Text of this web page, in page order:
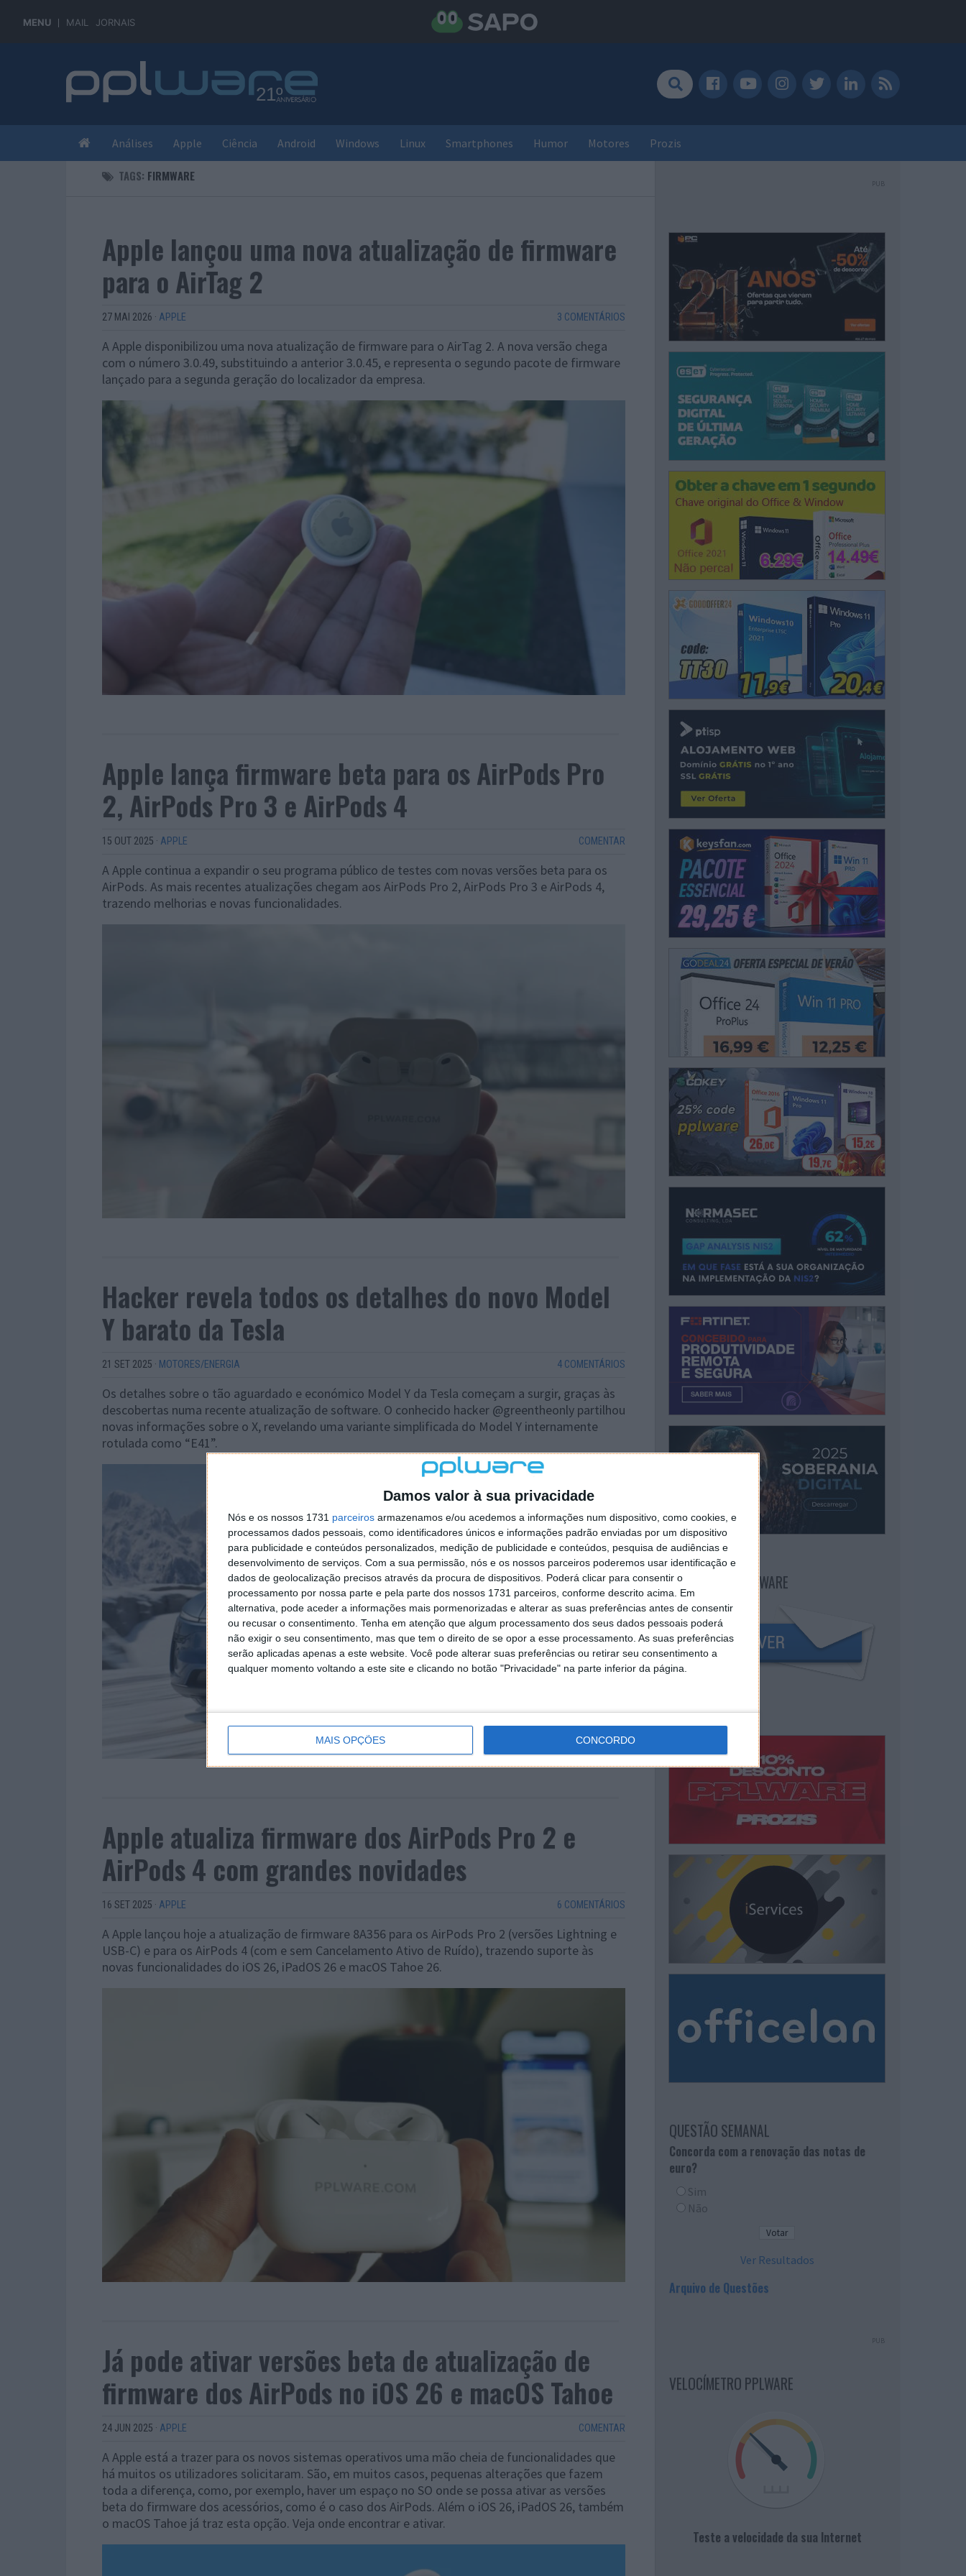
Damos valor à sua privacidade
Nós e os nossos 1731 parceiros armazenamos e/ou acedemos a informações num dispositivo, como cookies, e
processamos dados pessoais, como identificadores únicos e informações padrão enviadas por um dispositivo
para publicidade e conteúdos personalizados, medição de publicidade e conteúdos, pesquisa de audiências e
desenvolvimento de serviços. Com a sua permissão, nós e os nossos parceiros poderemos usar identificação e
dados de geolocalização precisos através da procura de dispositivos. Poderá clicar para consentir o
processamento por nossa parte e pela parte dos nossos 1731 parceiros, conforme descrito acima. Em
alternativa, pode aceder a informações mais pormenorizadas e alterar as suas preferências antes de consentir
ou recusar o consentimento. Tenha em atenção que algum processamento dos seus dados pessoais poderá
não exigir o seu consentimento, mas que tem o direito de se opor a esse processamento. As suas preferências
serão aplicadas apenas a este website. Você pode alterar suas preferências ou retirar seu consentimento a
qualquer momento voltando a este site e clicando no botão "Privacidade" na parte inferior da página.
MAIS OPÇÕES CONCORDO
MENU MAIL JORNAIS
Análises Apple Ciência Android Windows Linux Smartphones Humor Motores Prozis
TAGS: FIRMWARE
Apple lançou uma nova atualização de firmware
para o AirTag 2
27 MAI 2026 · APPLE 3 COMENTÁRIOS
A Apple disponibilizou uma nova atualização de firmware para o AirTag 2. A nova versão chega
com o número 3.0.49, substituindo a anterior 3.0.45, e representa o segundo pacote de firmware
lançado para a segunda geração do localizador da empresa.
Apple lança firmware beta para os AirPods Pro
2, AirPods Pro 3 e AirPods 4
15 OUT 2025 · APPLE COMENTAR
A Apple continua a expandir o seu programa público de testes com novas versões beta para os
AirPods. As mais recentes atualizações chegam aos AirPods Pro 2, AirPods Pro 3 e AirPods 4,
trazendo melhorias e novas funcionalidades.
Hacker revela todos os detalhes do novo Model
Y barato da Tesla
21 SET 2025 · MOTORES/ENERGIA 4 COMENTÁRIOS
Os detalhes sobre o tão aguardado e económico Model Y da Tesla começam a surgir, graças às
descobertas numa recente atualização de software. O conhecido hacker @greentheonly partilhou
novas informações sobre o X, revelando uma variante simplificada do Model Y internamente
rotulada como “E41”.
Apple atualiza firmware dos AirPods Pro 2 e
AirPods 4 com grandes novidades
16 SET 2025 · APPLE 6 COMENTÁRIOS
A Apple lançou hoje a atualização de firmware 8A356 para os AirPods Pro 2 (versões Lightning e
USB-C) e para os AirPods 4 (com e sem Cancelamento Ativo de Ruído), trazendo suporte às
novas funcionalidades do iOS 26, iPadOS 26 e macOS Tahoe 26.
Já pode ativar versões beta de atualização de
firmware dos AirPods no iOS 26 e macOS Tahoe
24 JUN 2025 · APPLE COMENTAR
A Apple está a trazer para os novos sistemas operativos uma mão cheia de funcionalidades que
há muitos os utilizadores solicitaram. São, em muitos casos, pequenas alterações que fazem
toda a diferença, como, por exemplo, haver um espaço no SO onde se possa ativar as versões
beta do firmware dos acessórios, como é o caso dos AirPods. Além o iOS 26, iPadOS 26, também
o macOS Tahoe já traz esta opção. Veja onde encontrar e ativar.
PUB
NEWSLETTER PPLWARE
QUESTÃO SEMANAL
Concorda com a renovação das notas de
euro?
Sim
Não
Ver Resultados
Arquivo de Questões
PUB
VELOCÍMETRO PPLWARE
Teste a velocidade da sua Internet